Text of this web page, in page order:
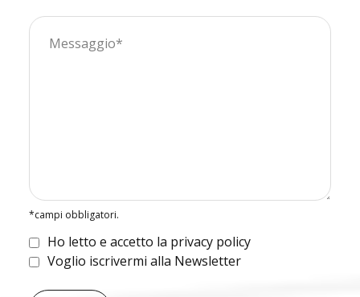
*campi obbligatori.
Ho letto e accetto la privacy policy
Voglio iscrivermi alla Newsletter